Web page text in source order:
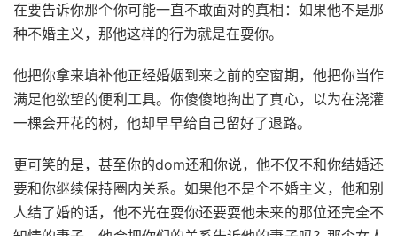
在要告诉你那个你可能一直不敢面对的真相：如果他不是那
种不婚主义，那他这样的行为就是在耍你。
他把你拿来填补他正经婚姻到来之前的空窗期，他把你当作
满足他欲望的便利工具。你傻傻地掏出了真心，以为在浇灌
一棵会开花的树，他却早早给自己留好了退路。
更可笑的是，甚至你的dom还和你说，他不仅不和你结婚还
要和你继续保持圈内关系。如果他不是个不婚主义，他和别
人结了婚的话，他不光在耍你还要耍他未来的那位还完全不